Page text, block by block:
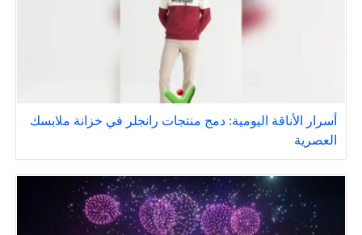
أسرار الأناقة اليومية: دمج منتجات رانجلر في خزانة ملابسك
العصرية